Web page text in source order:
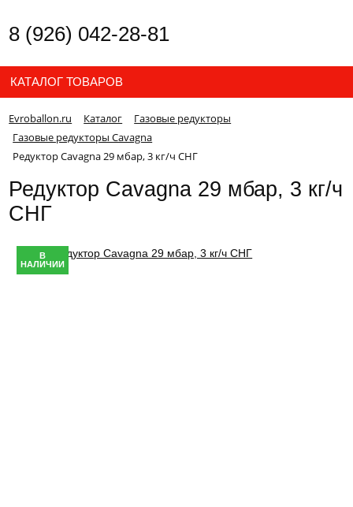
8 (926) 042-28-81
КАТАЛОГ ТОВАРОВ
Evroballon.ru Каталог
Газовые редукторы
Газовые редукторы Cavagna
Редуктор Cavagna 29 мбар, 3 кг/ч СНГ
Редуктор Cavagna 29 мбар, 3 кг/ч
СНГ
В
НАЛИЧИИ